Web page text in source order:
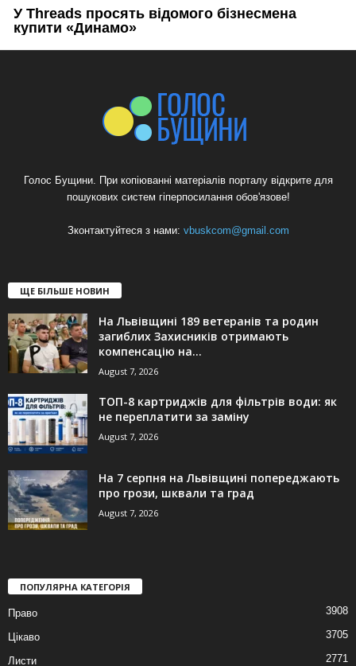
Голос Бущини. При копіюванні матеріалів порталу відкрите для
пошукових систем гіперпосилання обов'язове!
Зконтактуйтеся з нами: vbuskcom@gmail.com
ЩЕ БІЛЬШЕ НОВИН
На Львівщині 189 ветеранів та родин
загиблих Захисників отримають
компенсацію на...
August 7, 2026
ТОП-8 картриджів для фільтрів води: як
не переплатити за заміну
August 7, 2026
На 7 серпня на Львівщині попереджають
про грози, шквали та град
August 7, 2026
ПОПУЛЯРНА КАТЕГОРІЯ
Право 3908
Цікаво 3705
Листи 2771